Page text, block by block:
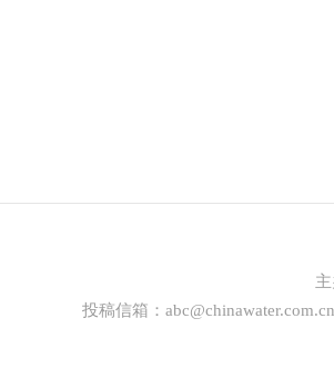
投稿信箱： abc@chinawater.com.cn